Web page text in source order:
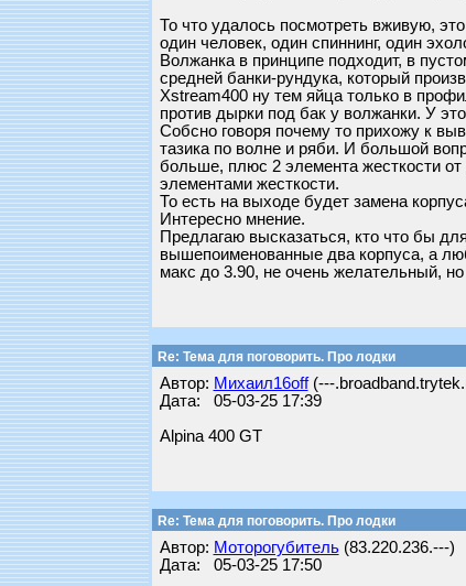
То что удалось посмотреть вживую,
один человек, один спиннинг, один
Волжанка в принципе подходит, в
средней банки-рундука, который
Xstream400 ну тем яйца только в
против дырки под бак у волжанки. У
Собсно говоря почему то прихожу к
тазика по волне и ряби. И большой
больше, плюс 2 элемента жесткости
элементами жесткости.
То есть на выходе будет замена
Интересно мнение.
Предлагаю высказаться, кто что бы
вышепоименованные два корпуса, а
макс до 3.90, не очень желательный,
Re: Тема для поговорить. Про лодки
Автор: Михаил16off(---
Дата: 05-03-25 17:39
Alpina 400 GT
Re: Тема для поговорить. Про лодки
Автор: Моторогубитель(83.220.236.---)
Дата: 05-03-25 17:50